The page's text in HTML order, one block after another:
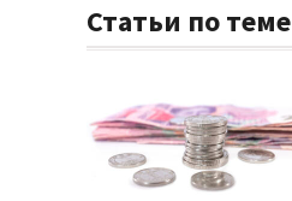
Статьи по теме